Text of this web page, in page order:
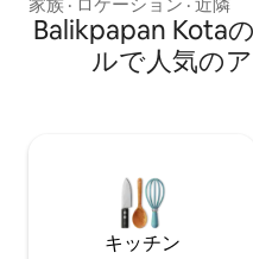
で、移動が簡単です。 -
トラルマーケットの近くに
まなショッピング、ダイニ
ジュサービスでお客様のニ
します。 - フィットネスセ
ミングプール
Balikpapan Kota
ルで人気の
キッチン